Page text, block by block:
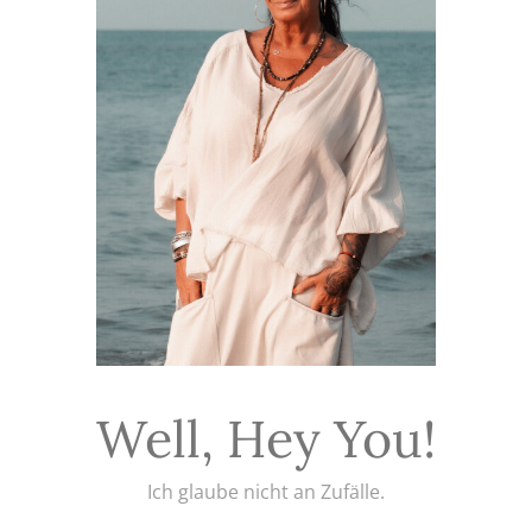
Well, Hey You!
Ich glaube nicht an Zufälle.